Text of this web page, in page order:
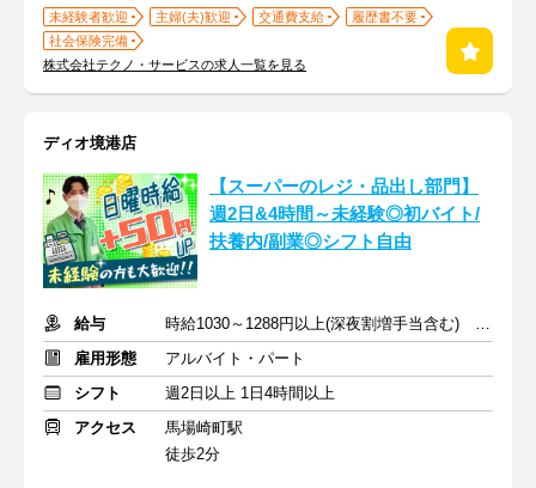
未経験者歓迎 主婦(夫)歓迎 交通費支給
履歴書不要
社会保険完備
株式会社テクノ・サービスの求人一覧を見る
ディオ境港店
【スーパーのレジ・品出し部門】
週2日&4時間～未経験◎初バイト/
扶養内/副業◎シフト自由
給与
時給1030～1288円以上(深夜割増手当含む) ※日曜日は時給＋50円
雇用形態
アルバイト・パート
シフト
週2日以上 1日4時間以上
アクセス
馬場崎町駅
徒歩2分